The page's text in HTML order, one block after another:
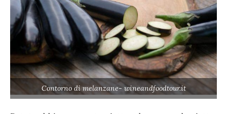
Contorno di melanzane- wineandfoodtour.it